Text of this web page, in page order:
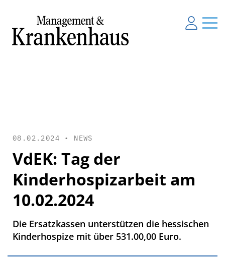
08.02.2024 • NEWS
VdEK: Tag der
Kinderhospizarbeit am
10.02.2024
Die Ersatzkassen unterstützen die hessischen
Kinderhospize mit über 531.00,00 Euro.